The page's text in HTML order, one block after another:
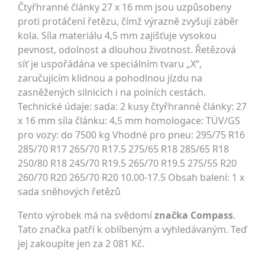
Čtyřhranné články 27 x 16 mm jsou uzpůsobeny
proti protáčení řetězu, čímž výrazně zvyšují záběr
kola. Síla materiálu 4,5 mm zajišťuje vysokou
pevnost, odolnost a dlouhou životnost. Řetězová
síť je uspořádána ve speciálním tvaru „X“,
zaručujícím klidnou a pohodlnou jízdu na
zasněžených silnicích i na polních cestách.
Technické údaje: sada: 2 kusy čtyřhranné články: 27
x 16 mm síla článku: 4,5 mm homologace: TÜV/GS
pro vozy: do 7500 kg Vhodné pro pneu: 295/75 R16
285/70 R17 265/70 R17.5 275/65 R18 285/65 R18
250/80 R18 245/70 R19.5 265/70 R19.5 275/55 R20
260/70 R20 265/70 R20 10.00-17.5 Obsah balení: 1 x
sada sněhových řetězů
Tento výrobek má na svědomíznačka Compass.
Tato značka patří k oblíbeným a vyhledávaným. Teď
jej zakoupíte jen za 2 081 Kč.